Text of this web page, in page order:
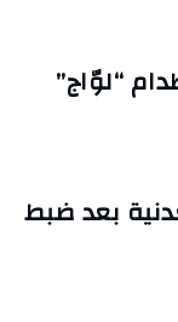
“لوّاج”
بعد ضبط